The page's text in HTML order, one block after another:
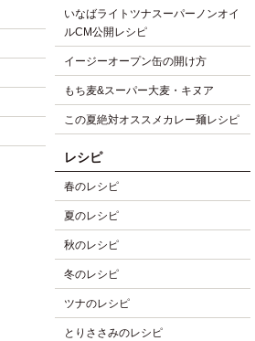
いなばライトツナスーパーノンオイ
ルCM公開レシピ
イージーオープン缶の開け方
もち麦&スーパー大麦・キヌア
この夏絶対オススメカレー麺レシピ
レシピ
春のレシピ
夏のレシピ
秋のレシピ
冬のレシピ
ツナのレシピ
とりささみのレシピ